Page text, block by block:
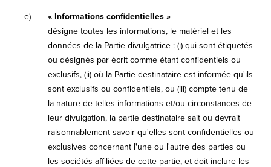
e)
« Informations confidentielles »
désigne toutes les informations, le matériel et les
données de la Partie divulgatrice : (i) qui sont étiquetés
ou désignés par écrit comme étant confidentiels ou
exclusifs, (ii) où la Partie destinataire est informée qu'ils
sont exclusifs ou confidentiels, ou (iii) compte tenu de
la nature de telles informations et/ou circonstances de
leur divulgation, la partie destinataire sait ou devrait
raisonnablement savoir qu'elles sont confidentielles ou
exclusives concernant l'une ou l'autre des parties ou
les sociétés affiliées de cette partie, et doit inclure les